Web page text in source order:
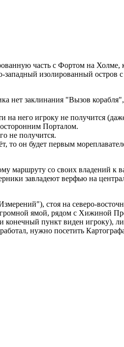
часть с Фортом на Холме,
западный изолированный
нет заклинания "Вызов
на него игроку не получится
Порталом.
не получится.
то он будет первым
маршруту со своих владений к
завладеют верфью на
стоя на северо-
ямой, рядом с Хижиной
конечный пункт виден игроку),
нужно посетить